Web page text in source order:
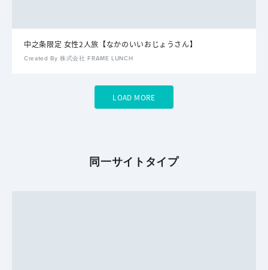
中之条限定 女性2人旅【なかのいいおじょうさん】
Created By 株式会社 FRAME LUNCH
LOAD MORE
同一サイトタイプ